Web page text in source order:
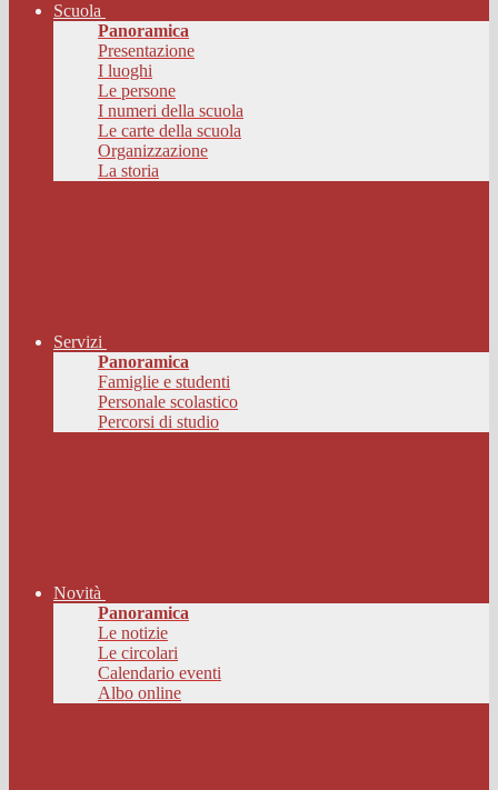
Scuola
Panoramica
Presentazione
I luoghi
Le persone
I numeri della scuola
Le carte della scuola
Organizzazione
La storia
Servizi
Panoramica
Famiglie e studenti
Personale scolastico
Percorsi di studio
Novità
Panoramica
Le notizie
Le circolari
Calendario eventi
Albo online